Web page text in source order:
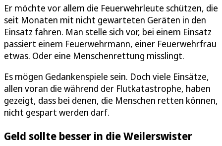
Er möchte vor allem die Feuerwehrleute schützen, die
seit Monaten mit nicht gewarteten Geräten in den
Einsatz fahren. Man stelle sich vor, bei einem Einsatz
passiert einem Feuerwehrmann, einer Feuerwehrfrau
etwas. Oder eine Menschenrettung misslingt.
Es mögen Gedankenspiele sein. Doch viele Einsätze,
allen voran die während der Flutkatastrophe, haben
gezeigt, dass bei denen, die Menschen retten können,
nicht gespart werden darf.
Geld sollte besser in die Weilerswister